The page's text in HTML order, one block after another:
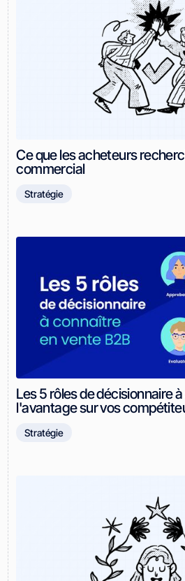
Ce que les acheteurs
commercial
Stratégie
Les 5 rôles de décisionnaire
l'avantage sur vos
Stratégie